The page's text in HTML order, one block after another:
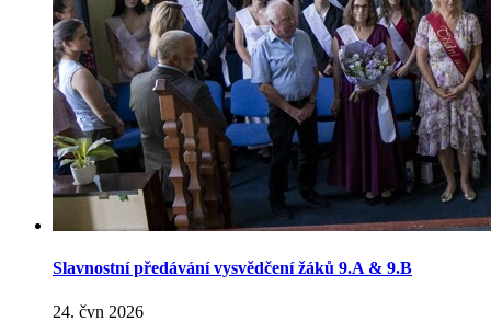
Slavnostní předávání vysvědčení žáků 9.A & 9.B
24. čvn 2026